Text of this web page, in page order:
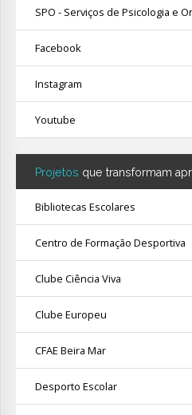
SPO - Serviços de Psicologia e
Facebook
Instagram
Youtube
Projetos que transformam
Bibliotecas Escolares
Centro de Formação Desportiva
Clube Ciência Viva
Clube Europeu
CFAE Beira Mar
Desporto Escolar